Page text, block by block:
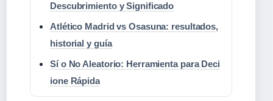
Descubrimiento y Significado
Atlético Madrid vs Osasuna: resultados,
historial y guía
Sí o No Aleatorio: Herramienta para Deci
ione Rápida